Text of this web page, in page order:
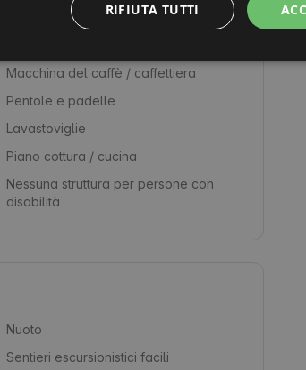
Spazio di lavoro
Macchina del caffè / caffettiera
Pentole e padelle
Lavastoviglie
Piano cottura / cucina
Nessuna struttura per persone con
disabilità
Nuoto
Sentieri escursionistici facili
RIFIUTA TUTTI